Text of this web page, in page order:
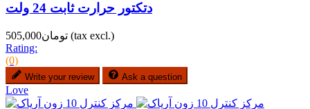
دتکتور حرارت ثابت 24 ولت
تومان505,000 (tax excl.)
Rating:
(0)
Write your review Ask a question
Love